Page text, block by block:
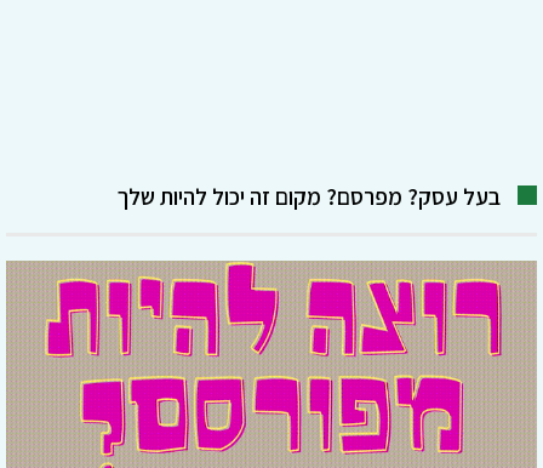
בעל עסק? מפרסם? מקום זה יכול להיות שלך